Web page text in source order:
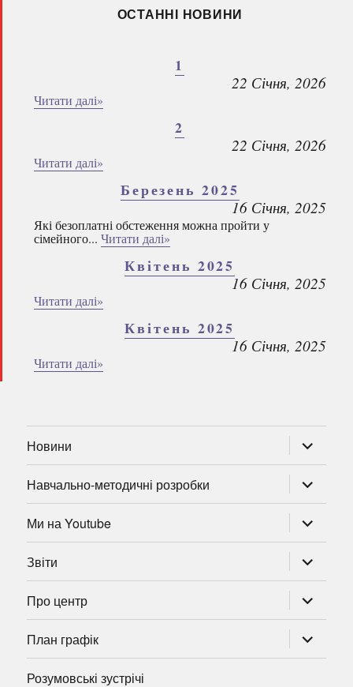
ОСТАННІ НОВИНИ
1
22 Січня, 2026
Читати далі»
2
22 Січня, 2026
Читати далі»
Березень 2025
16 Січня, 2025
Які безоплатні обстеження можна пройти у
сімейного... Читати далі»
Квітень 2025
16 Січня, 2025
Читати далі»
Квітень 2025
16 Січня, 2025
Читати далі»
Новини
підменю
Навчально-методичні розробки
підменю
Ми на Youtube
підменю
Звіти
підменю
Про центр
підменю
План графік
підменю
Розумовські зустрічі